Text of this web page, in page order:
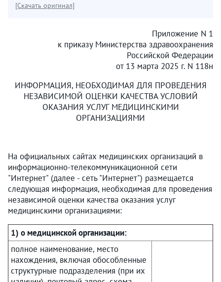
[Скачать оригинал]
Приложение N 1
к приказу Министерства здравоохранения
Российской Федерации
от 13 марта 2025 г. N 118н
ИНФОРМАЦИЯ, НЕОБХОДИМАЯ ДЛЯ ПРОВЕДЕНИЯ
НЕЗАВИСИМОЙ ОЦЕНКИ КАЧЕСТВА УСЛОВИЙ
ОКАЗАНИЯ УСЛУГ МЕДИЦИНСКИМИ
ОРГАНИЗАЦИЯМИ
На официальных сайтах медицинских организаций в
информационно-телекоммуникационной сети
"Интернет" (далее - сеть "Интернет") размещается
следующая информация, необходимая для проведения
независимой оценки качества оказания услуг
медицинскими организациями:
1) о медицинской организации:
полное наименование, место
нахождения, включая обособленные
структурные подразделения (при их